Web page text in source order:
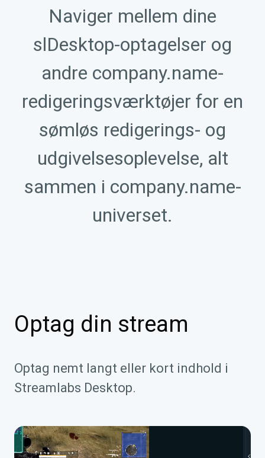
Naviger mellem dine
slDesktop-optagelser og
andre company.name-
redigeringsværktøjer for en
sømløs redigerings- og
udgivelsesoplevelse, alt
sammen i company.name-
universet.
Optag din stream
Optag nemt langt eller kort indhold i
Streamlabs Desktop.